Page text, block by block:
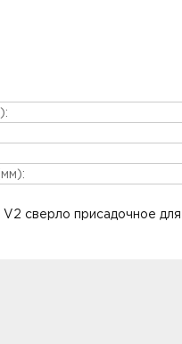
сверло присадочное для